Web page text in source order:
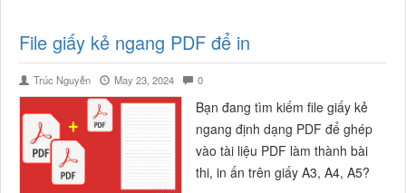
File giấy kẻ ngang PDF để in
Trúc Nguyễn May 23, 2024 0
Bạn đang tìm kiếm file giấy kẻ
ngang định dạng PDF để ghép
vào tài liệu PDF làm thành bài
thi, in ấn trên giấy A3, A4, A5?